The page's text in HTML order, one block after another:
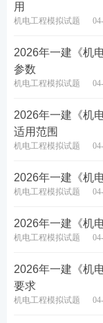
用
机电工程模拟试题
2026年一建《机
参数
机电工程模拟试题
2026年一建《机
适用范围
机电工程模拟试题
2026年一建《机
机电工程模拟试题
2026年一建《机
机电工程模拟试题
2026年一建《机
要求
机电工程模拟试题